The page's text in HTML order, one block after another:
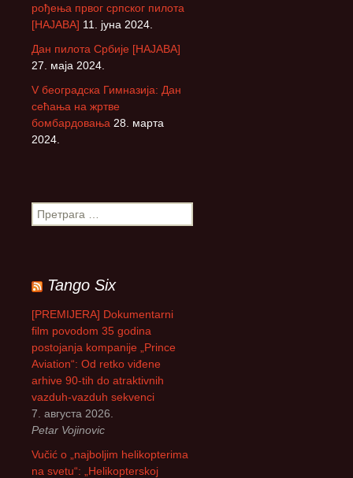
рођења првог српског пилота
[НАЈАВА] 11. јуна 2024.
Дан пилота Србије [НАЈАВА]
27. маја 2024.
V београдска Гимназија: Дан
сећања на жртве
бомбардовања 28. марта
2024.
П
р
а
г
а
а
Tango Six
[PREMIJERA] Dokumentarni
film povodom 35 godina
postojanja kompanije „Prince
Aviation“: Od retko viđene
arhive 90-tih do atraktivnih
vazduh-vazduh sekvenci
7. августа 2026.
Petar Vojinovic
Vučić o „najboljim helikopterima
na svetu“: „Helikopterskoj